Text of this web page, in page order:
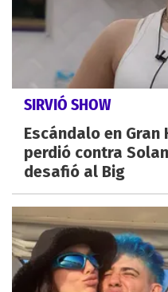
SIRVIÓ SHOW
Escándalo en
perdió contra
desafió al Big